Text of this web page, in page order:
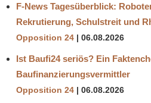
F-News Tagesüberblick:
Rekrutierung, Schulstreit und
Opposition 24 06.08.2026
Ist Baufi24 seriös? Ein
Baufinanzierungsvermittler
Opposition 24 06.08.2026